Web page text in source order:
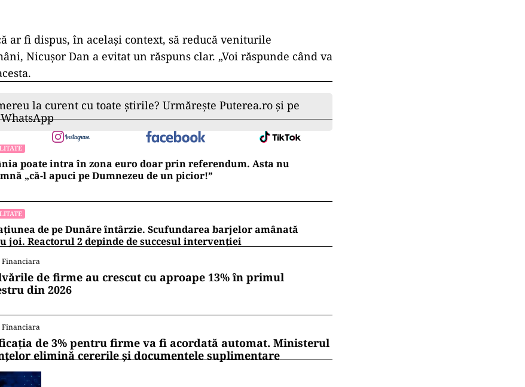
ar fi dispus, în același context, să reducă veniturile
Nicușor Dan a evitat un răspuns clar. „Voi răspunde când va
la curent cu toate știrile? Urmărește Puterea.ro și pe
poate intra în zona euro doar prin referendum. Asta nu
„că-l apuci pe Dumnezeu de un picior!”
de pe Dunăre întârzie. Scufundarea barjelor amânată
joi. Reactorul 2 depinde de succesul intervenției
Financiara
de firme au crescut cu aproape 13% în primul
din 2026
Financiara
de 3% pentru firme va fi acordată automat. Ministerul
elimină cererile și documentele suplimentare